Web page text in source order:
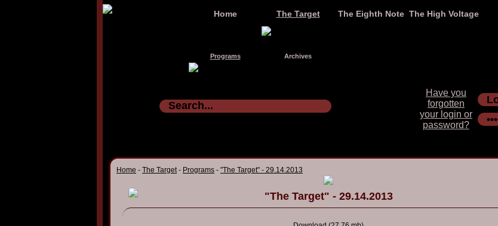
Home The Target The Eighth Note The High Voltage
Programs Archives
Have you
forgotten
your login or
password?
Home - The Target- Programs - "The Target" - 29.14.2013
"The Target" - 29.14.2013